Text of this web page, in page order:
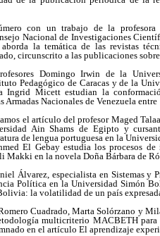
con un trabajo de la
Nacional de Investigaciones
la temática de las revistas
circunscrito a las publicaciones
Domingo Irwin de la
Pedagógico de Caracas y de la
Ingrid Micett estudian la
Armadas Nacionales de Venezuela entre
el artículo del profesor Maged
Ain Shams de Egipto y
de lengua portuguesa en la
El Gebay estudia los procesos
en la novela Doña Bárbara de
Álvarez, especialista en Sistemas y
Política en la Universidad Simón
la volatilidad de un país
Cuadrado, Marta Solórzano y
multicriterio MACBETH
en el artículo El aprendizaje